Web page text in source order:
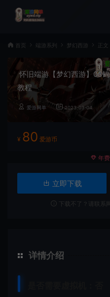
首页 端游系列 梦幻西游 正文
怀旧端游【梦幻西游】08
教程
爱游网单 2023-03-04
¥ 80 爱游币
年
立即下载
下载不了？请联系
详情介绍